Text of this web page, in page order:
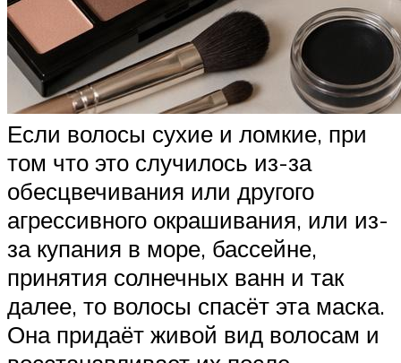
Если волосы сухие и ломкие, при
том что это случилось из-за
обесцвечивания или другого
агрессивного окрашивания, или из-
за купания в море, бассейне,
принятия солнечных ванн и так
далее, то волосы спасёт эта маска.
Она придаёт живой вид волосам и